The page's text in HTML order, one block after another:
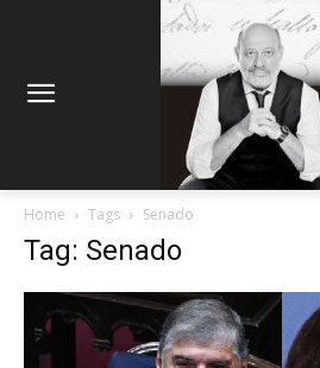
Home Tags Senado
Tag: Senado